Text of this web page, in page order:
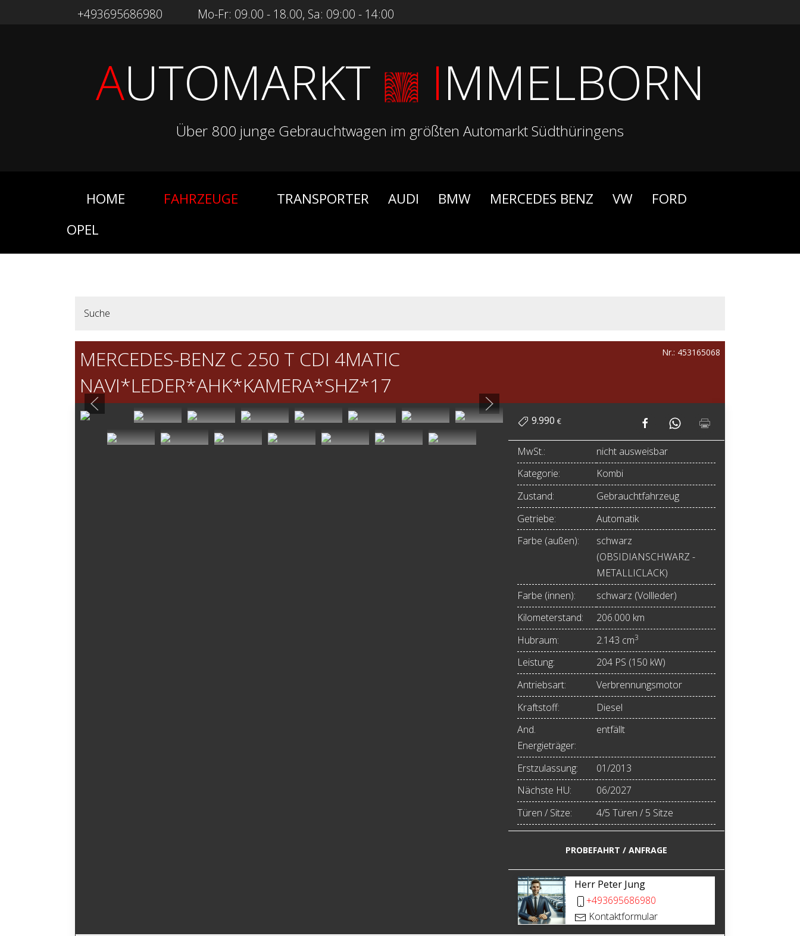
+493695686980 Mo-Fr: 09.00 - 18.00, Sa: 09:00 - 14:00
AUTOMARKT IMMELBORN
Über 800 junge Gebrauchtwagen im größten Automarkt Südthüringens
HOME FAHRZEUGE TRANSPORTER AUDI BMW MERCEDES BENZ VW
FORD
OPEL
Suche
MERCEDES-BENZ C 250 T CDI 4MATIC
NAVI*LEDER*AHK*KAMERA*SHZ*17
Nr.: 453165068
9.990 €
MwSt.:
nicht ausweisbar
Kategorie:
Kombi
Zustand:
Gebrauchtfahrzeug
Getriebe:
Automatik
Farbe (außen):
schwarz
(OBSIDIANSCHWARZ -
METALLICLACK)
Farbe (innen):
schwarz (Vollleder)
Kilometerstand:
206.000 km
Hubraum:
2.143 cm3
Leistung:
204 PS (150 kW)
Antriebsart:
Verbrennungsmotor
Kraftstoff:
Diesel
And.
Energieträger:
entfällt
Erstzulassung:
01/2013
Nächste HU:
06/2027
Türen / Sitze:
4/5 Türen / 5 Sitze
PROBEFAHRT / ANFRAGE
Herr Peter Jung
+493695686980
Kontaktformular